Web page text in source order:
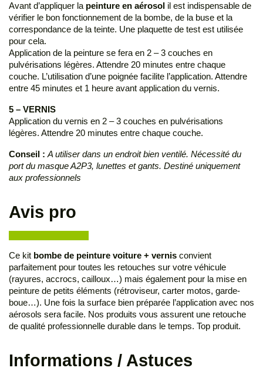
Avant d’appliquer la peinture en aérosol il est indispensable de
vérifier le bon fonctionnement de la bombe, de la buse et la
correspondance de la teinte. Une plaquette de test est utilisée
pour cela.
Application de la peinture se fera en 2 – 3 couches en
pulvérisations légères. Attendre 20 minutes entre chaque
couche. L’utilisation d’une poignée facilite l’application. Attendre
entre 45 minutes et 1 heure avant application du vernis.
5 – VERNIS
Application du vernis en 2 – 3 couches en pulvérisations
légères. Attendre 20 minutes entre chaque couche.
Conseil :A utiliser dans un endroit bien ventilé. Nécessité du
port du masque A2P3, lunettes et gants. Destiné uniquement
aux professionnels
Avis pro
Ce kit bombe de peinture voiture + vernis convient
parfaitement pour toutes les retouches sur votre véhicule
(rayures, accrocs, cailloux…) mais également pour la mise en
peinture de petits éléments (rétroviseur, carter motos, garde-
boue…). Une fois la surface bien préparée l’application avec nos
aérosols sera facile. Nos produits vous assurent une retouche
de qualité professionnelle durable dans le temps. Top produit.
Informations / Astuces